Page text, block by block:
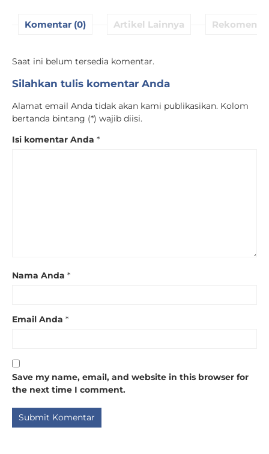
Komentar (0) Artikel Lainnya
Saat ini belum tersedia komentar.
Silahkan tulis komentar Anda
Alamat email Anda tidak akan kami publikasikan. Kolom
bertanda bintang (*) wajib diisi.
Isi komentar Anda *
Nama Anda *
Email Anda *
Save my name, email, and website in this browser for
the next time I comment.